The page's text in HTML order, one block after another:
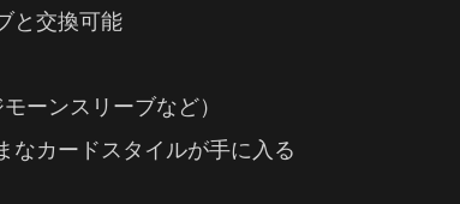
と交換可能
ーンスリーブなど）
なカードスタイルが手に入る